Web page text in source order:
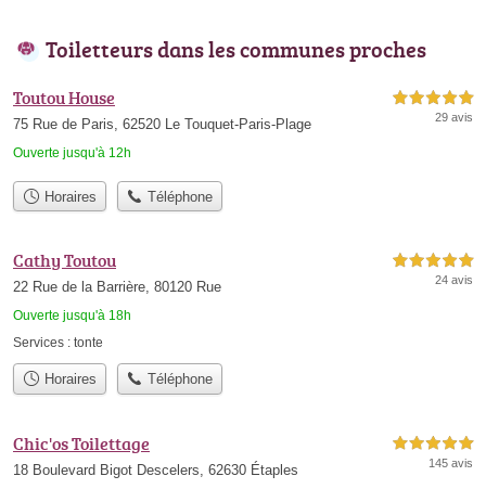
Toiletteurs dans les communes proches
Toutou House
75 Rue de Paris, 62520 Le Touquet-Paris-Plage
Ouverte jusqu'à 12h
5,0 étoiles sur 5
29 avis
Horaires Téléphone
Cathy Toutou
22 Rue de la Barrière, 80120 Rue
Ouverte jusqu'à 18h
5,0 étoiles sur 5
24 avis
Services : tonte
Horaires Téléphone
Chic'os Toilettage
18 Boulevard Bigot Descelers, 62630 Étaples
5,0 étoiles sur 5
145 avis